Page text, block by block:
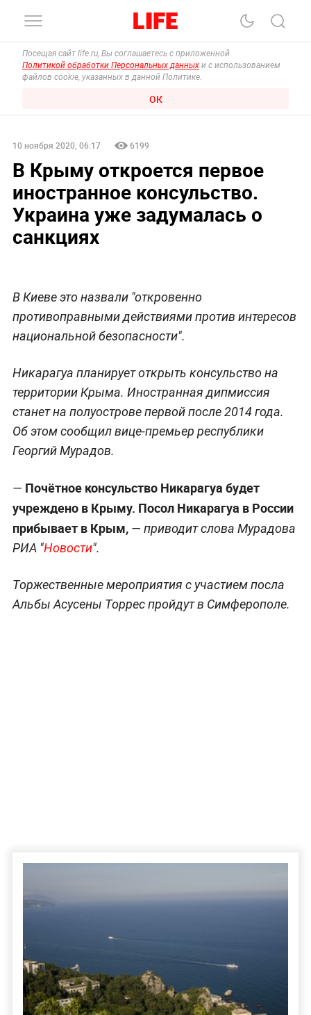
Посещая сайт life.ru, Вы соглашаетесь с приложенной
Политикой обработки Персональных данных и с использованием
файлов cookie, указанных в данной Политике.
ОК
10 ноября 2020, 06:17 6199
В Крыму откроется первое
иностранное консульство.
Украина уже задумалась о
санкциях
В Киеве это назвали "откровенно
противоправными действиями против интересов
национальной безопасности".
Никарагуа планирует открыть консульство на
территории Крыма. Иностранная дипмиссия
станет на полуострове первой после 2014 года.
Об этом сообщил вице-премьер республики
Георгий Мурадов.
— Почётное консульство Никарагуа будет
учреждено в Крыму. Посол Никарагуа в России
прибывает в Крым,— приводит слова Мурадова
РИА "Новости".
Торжественные мероприятия с участием посла
Альбы Асусены Торрес пройдут в Симферополе.